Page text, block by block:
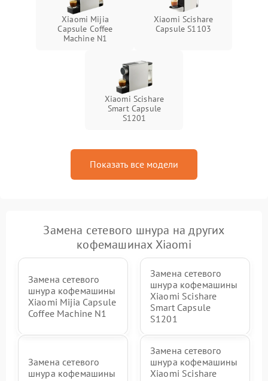
Xiaomi Mijia
Capsule Coffee
Machine N1
Xiaomi Scishare
Capsule S1103
Xiaomi Scishare
Smart Capsule
S1201
Показать все модели
Замена сетевого шнура на других
кофемашинах Xiaomi
Замена сетевого
шнура кофемашины
Xiaomi Mijia Capsule
Coffee Machine N1
Замена сетевого
шнура кофемашины
Xiaomi Scishare
Smart Capsule
S1201
Замена сетевого
шнура кофемашины
Замена сетевого
шнура кофемашины
Xiaomi Scishare